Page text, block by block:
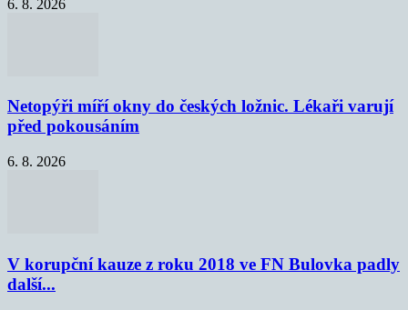
6. 8. 2026
Netopýři míří okny do českých ložnic. Lékaři varují
před pokousáním
6. 8. 2026
V korupční kauze z roku 2018 ve FN Bulovka padly
další...